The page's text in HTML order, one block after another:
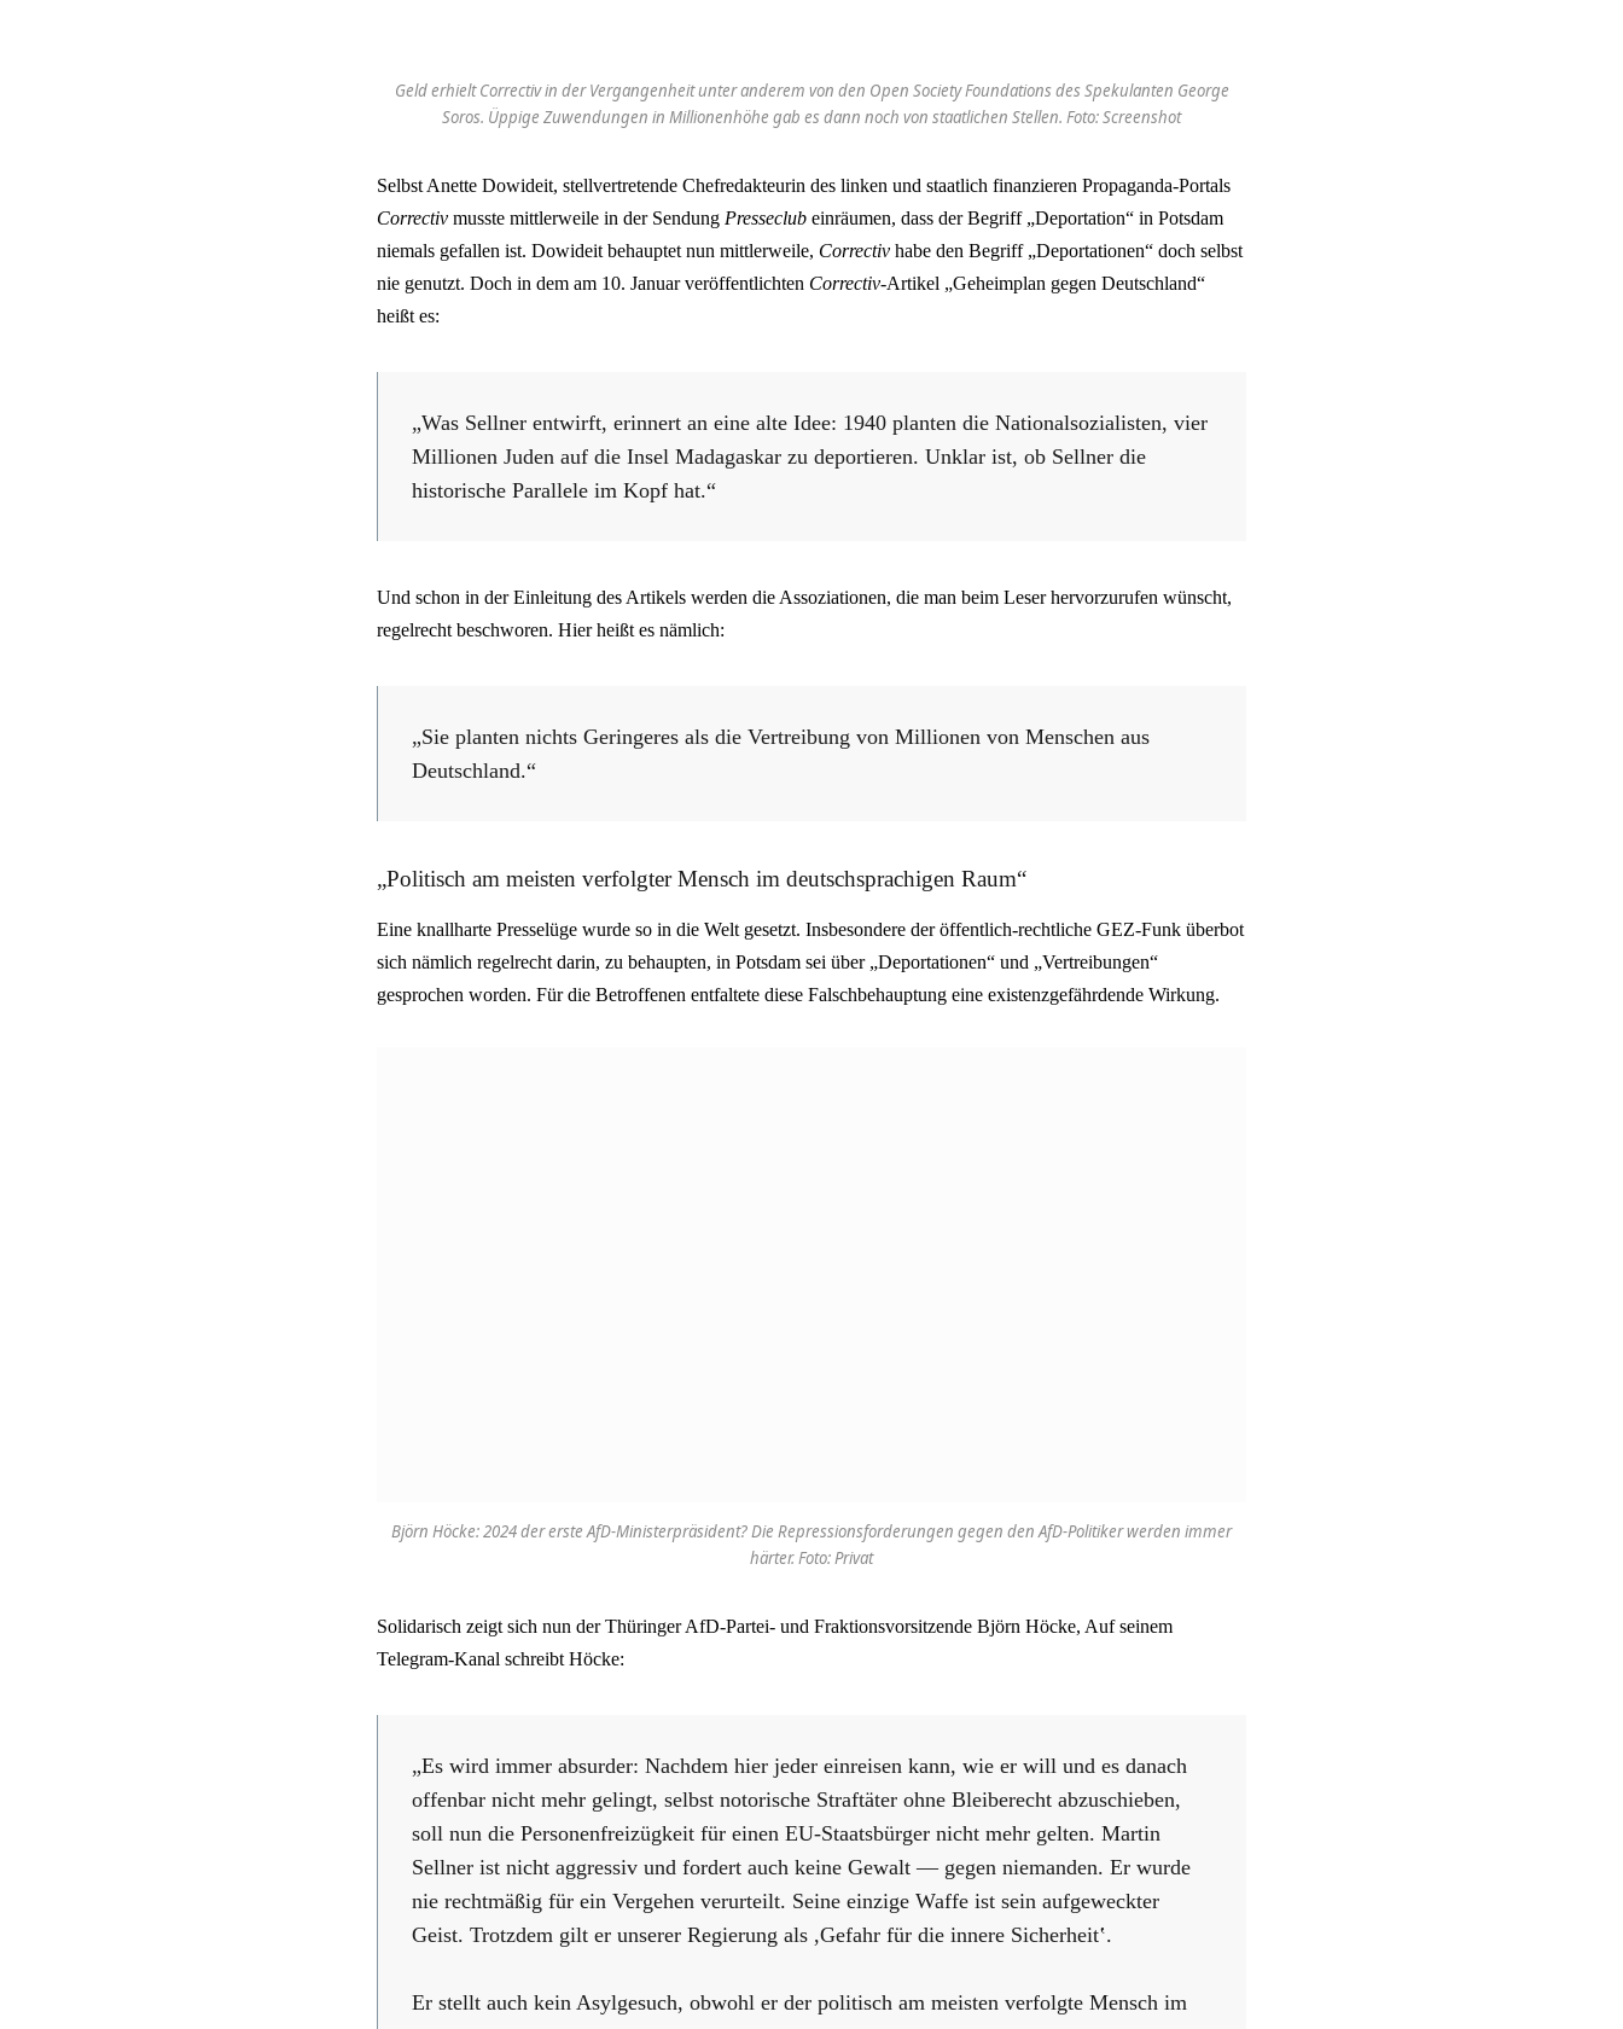
Geld erhielt Correctiv in der Vergangenheit unter anderem von den Open Society Foundations des Spekulanten George
Soros. Üppige Zuwendungen in Millionenhöhe gab es dann noch von staatlichen Stellen. Foto: Screenshot
Selbst Anette Dowideit, stellvertretende Chefredakteurin des linken und staatlich finanzieren Propaganda-Portals
Correctiv musste mittlerweile in der Sendung Presseclub einräumen, dass der Begriff „Deportation“ in Potsdam
niemals gefallen ist. Dowideit behauptet nun mittlerweile, Correctiv habe den Begriff „Deportationen“ doch selbst
nie genutzt. Doch in dem am 10. Januar veröffentlichten Correctiv-Artikel „Geheimplan gegen Deutschland“
heißt es:
„Was Sellner entwirft, erinnert an eine alte Idee: 1940 planten die Nationalsozialisten, vier
Millionen Juden auf die Insel Madagaskar zu deportieren. Unklar ist, ob Sellner die
historische Parallele im Kopf hat.“
Und schon in der Einleitung des Artikels werden die Assoziationen, die man beim Leser hervorzurufen wünscht,
regelrecht beschworen. Hier heißt es nämlich:
„Sie planten nichts Geringeres als die Vertreibung von Millionen von Menschen aus
Deutschland.“
„Politisch am meisten verfolgter Mensch im deutschsprachigen Raum“
Eine knallharte Presselüge wurde so in die Welt gesetzt. Insbesondere der öffentlich-rechtliche GEZ-Funk überbot
sich nämlich regelrecht darin, zu behaupten, in Potsdam sei über „Deportationen“ und „Vertreibungen“
gesprochen worden. Für die Betroffenen entfaltete diese Falschbehauptung eine existenzgefährdende Wirkung.
Björn Höcke: 2024 der erste AfD-Ministerpräsident? Die Repressionsforderungen gegen den AfD-Politiker werden immer
härter. Foto: Privat
Solidarisch zeigt sich nun der Thüringer AfD-Partei- und Fraktionsvorsitzende Björn Höcke, Auf seinem
Telegram-Kanal schreibt Höcke:
„Es wird immer absurder: Nachdem hier jeder einreisen kann, wie er will und es danach
offenbar nicht mehr gelingt, selbst notorische Straftäter ohne Bleiberecht abzuschieben,
soll nun die Personenfreizügkeit für einen EU-Staatsbürger nicht mehr gelten. Martin
Sellner ist nicht aggressiv und fordert auch keine Gewalt — gegen niemanden. Er wurde
nie rechtmäßig für ein Vergehen verurteilt. Seine einzige Waffe ist sein aufgeweckter
Geist. Trotzdem gilt er unserer Regierung als ,Gefahr für die innere Sicherheitʽ.
Er stellt auch kein Asylgesuch, obwohl er der politisch am meisten verfolgte Mensch im